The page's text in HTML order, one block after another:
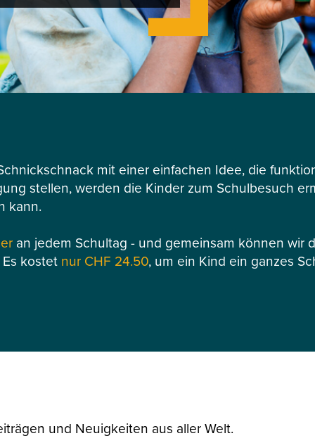
mit einer einfachen Idee, die
stellen, werden die Kinder zum Schulbesuch
kann.
an jedem Schultag - und gemeinsam können wir
kostet nur CHF 24.50, um ein Kind ein ganzes
und Neuigkeiten aus aller Welt.